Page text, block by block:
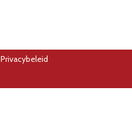
Privacybeleid